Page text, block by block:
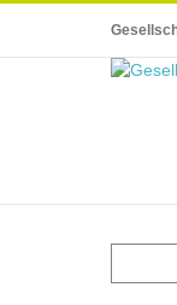
content